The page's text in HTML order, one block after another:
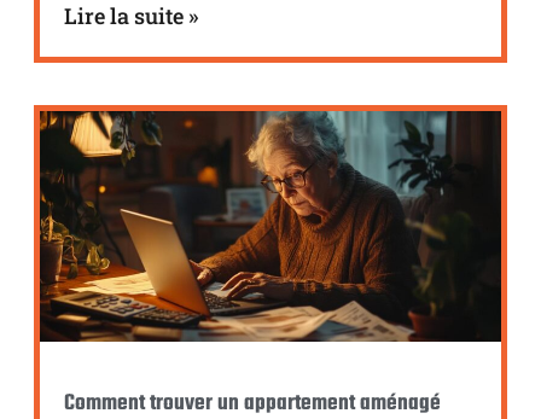
Lire la suite »
Comment trouver un appartement aménagé